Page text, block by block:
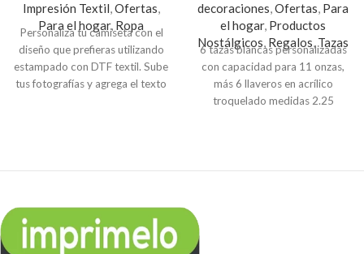
Impresión Textil,Ofertas,
Para el hogar, Ropa
Personaliza tu camiseta con el
diseño que prefieras utilizando
estampado con DTF textil. Sube
tus fotografías y agrega el texto
decoraciones,Ofertas, Para
el hogar, Productos
Nostálgicos, Regalos,Tazas
6 tazas blancas personalizadas
con capacidad para 11 onzas,
más 6 llaveros en acrílico
troquelado medidas 2.25